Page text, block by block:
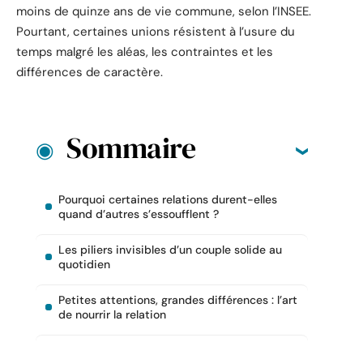
moins de quinze ans de vie commune, selon l’INSEE.
Pourtant, certaines unions résistent à l’usure du
temps malgré les aléas, les contraintes et les
différences de caractère.
Sommaire
Pourquoi certaines relations durent-elles
quand d’autres s’essoufflent ?
Les piliers invisibles d’un couple solide au
quotidien
Petites attentions, grandes différences : l’art
de nourrir la relation